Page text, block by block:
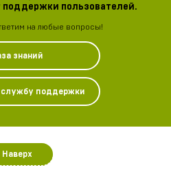
поддержки пользователей.
на любые вопросы!
знаний
службу поддержки
Наверх